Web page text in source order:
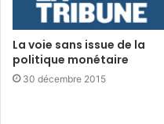
La voie sans issue de la
politique monétaire
30 décembre 2015